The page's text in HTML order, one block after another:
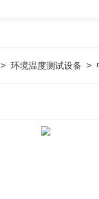
> 环境温度测试设备 >